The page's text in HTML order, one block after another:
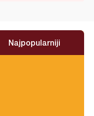
Najpopularniji